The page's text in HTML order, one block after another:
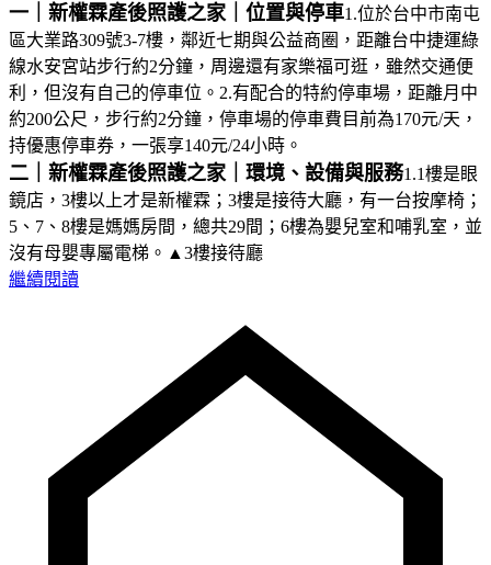
一｜新權霖產後照護之家｜位置與停車1.位於台中市南屯
區大業路309號3-7樓，鄰近七期與公益商圈，距離台中捷運綠
線水安宮站步行約2分鐘，周邊還有家樂福可逛，雖然交通便
利，但沒有自己的停車位。2.有配合的特約停車場，距離月中
約200公尺，步行約2分鐘，停車場的停車費目前為170元/天，
持優惠停車券，一張享140元/24小時。
二｜新權霖產後照護之家｜環境、設備與服務1.1樓是眼
鏡店，3樓以上才是新權霖；3樓是接待大廳，有一台按摩椅；
5、7、8樓是媽媽房間，總共29間；6樓為嬰兒室和哺乳室，並
沒有母嬰專屬電梯。▲3樓接待廳
繼續閱讀